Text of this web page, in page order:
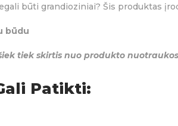
pastilės,SaldumynaiŽYMOS:
būti grandioziniai? Šis produktas
būdu
tiek skirtis nuo produkto
Patikti: